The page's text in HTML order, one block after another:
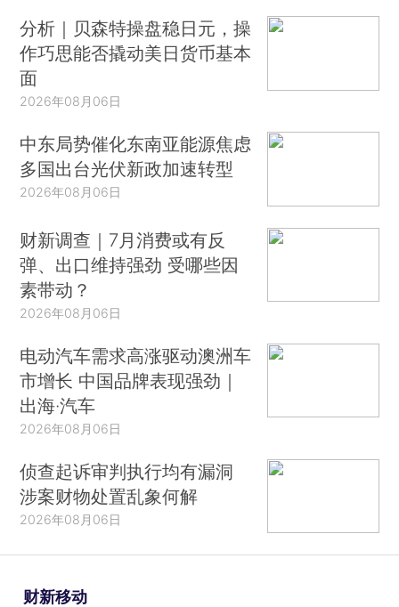
分析｜贝森特操盘稳日元，操
作巧思能否撬动美日货币基本
面
2026年08月06日
中东局势催化东南亚能源焦虑
多国出台光伏新政加速转型
2026年08月06日
财新调查｜7月消费或有反
弹、出口维持强劲 受哪些因
素带动？
2026年08月06日
电动汽车需求高涨驱动澳洲车
市增长 中国品牌表现强劲｜
出海·汽车
2026年08月06日
侦查起诉审判执行均有漏洞
涉案财物处置乱象何解
2026年08月06日
财新移动